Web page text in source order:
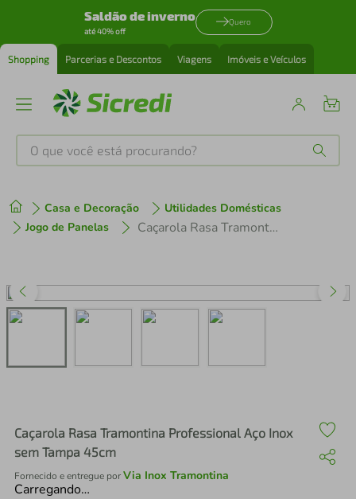
Saldão de inverno
até 40% off
Quero
Shopping Parcerias e Descontos Viagens Imóveis e Veículos
O que você está procurando?
Casa e Decoração
Utilidades Domésticas
Jogo de Panelas
Caçarola Rasa Tramontina Professional Aço Inox sem Tampa 45cm
Caçarola Rasa Tramontina Professional Aço Inox
sem Tampa 45cm
Fornecido e entregue porVia Inox Tramontina
Carregando…
1º tenis
3º perfume